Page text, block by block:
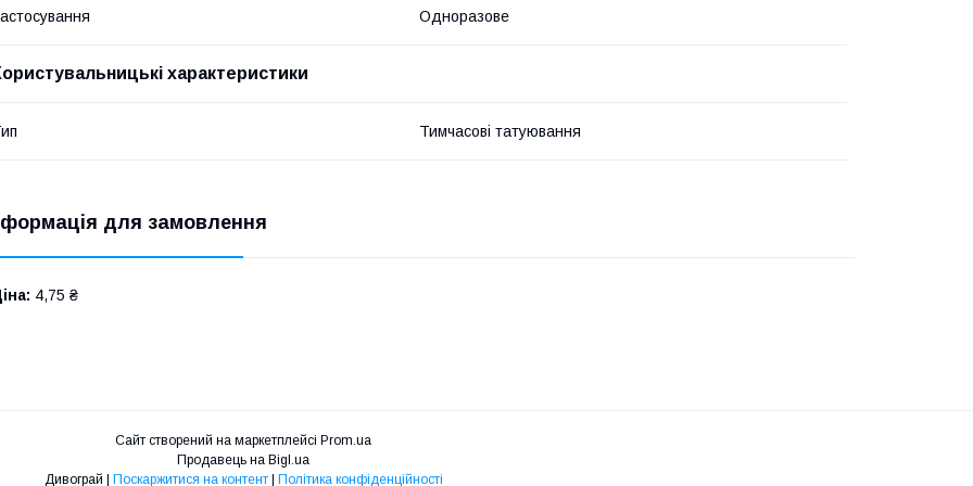
Одноразове
характеристики
Тимчасові татуювання
для замовлення
4,75 ₴
Сайт створений на маркетплейсі Prom.ua
Продавець на Bigl.ua
Дивограй | Поскаржитися на контент | Політика конфіденційності